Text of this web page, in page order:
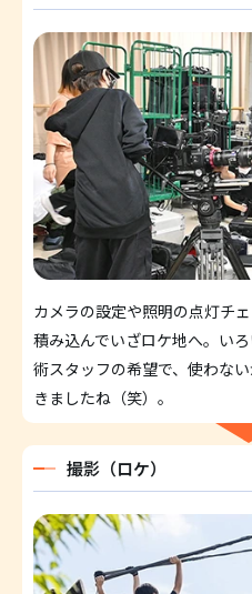
カメラの設定や照明の点灯チ
積み込んでいざロケ地へ。い
術スタッフの希望で、使わな
きましたね（笑）。
撮影（ロケ）